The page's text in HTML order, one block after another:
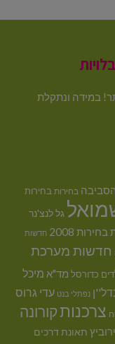
במידה ונתקלת
בחירות בחירות
גל לנצ'נר
2008 חדשות
חדשות מערכת
כדורסל מד"א מיכל
נפתלי בנט עדי גרוס
צרכנותקורונה
תאונת דרכים